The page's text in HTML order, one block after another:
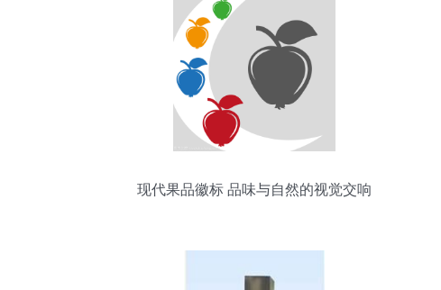
现代果品徽标 品味与自然的视觉交响